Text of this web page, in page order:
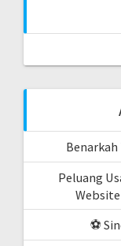
Benarkah
Peluang
⚽